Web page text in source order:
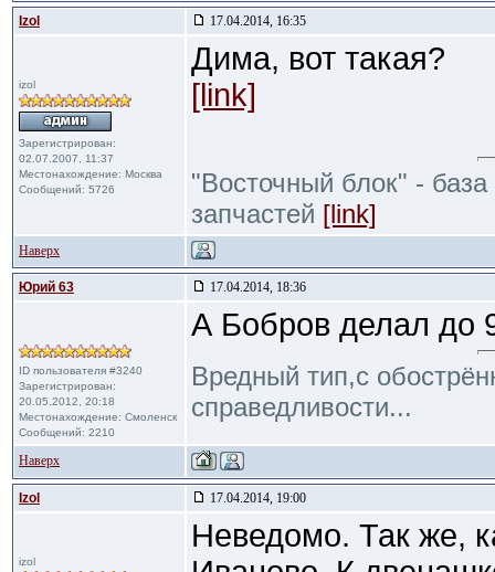
Izol 17.04.2014, 16:35
izol
Зарегистрирован:
02.07.2007, 11:37
Местонахождение: Москва
Сообщений: 5726
Дима, вот такая?
[link]
"Восточный блок" -
запчастей [link]
Наверх
Юрий 63 17.04.2014, 18:36
ID пользователя #3240
Зарегистрирован:
20.05.2012, 20:18
Местонахождение: Смоленск
Сообщений: 2210
А Бобров делал до
Вредный тип,с
справедливости...
Наверх
Izol 17.04.2014, 19:00
izol
Неведомо. Так же,